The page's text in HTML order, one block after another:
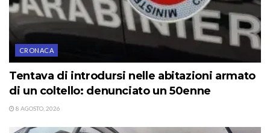
CRONACA
Tentava di introdursi nelle abitazioni armato
di un coltello: denunciato un 50enne
8 AGOSTO, 2026